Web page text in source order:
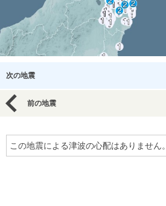
次の地震
前の地震
この地震による津波の心配はありません。